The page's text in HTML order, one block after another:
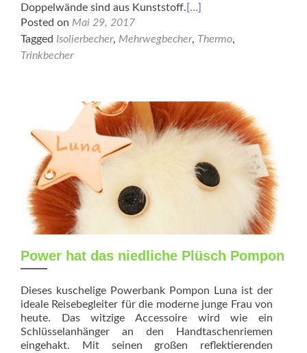
Doppelwände sind aus Kunststoff. […]
Posted on Mai 29, 2017
Tagged Isolierbecher, Mehrwegbecher, Thermo,
Trinkbecher
Power hat das niedliche Plüsch Pompon
Dieses kuschelige Powerbank Pompon Luna ist der
ideale Reisebegleiter für die moderne junge Frau von
heute. Das witzige Accessoire wird wie ein
Schlüsselanhänger an den Handtaschenriemen
eingehakt. Mit seinen großen reflektierenden